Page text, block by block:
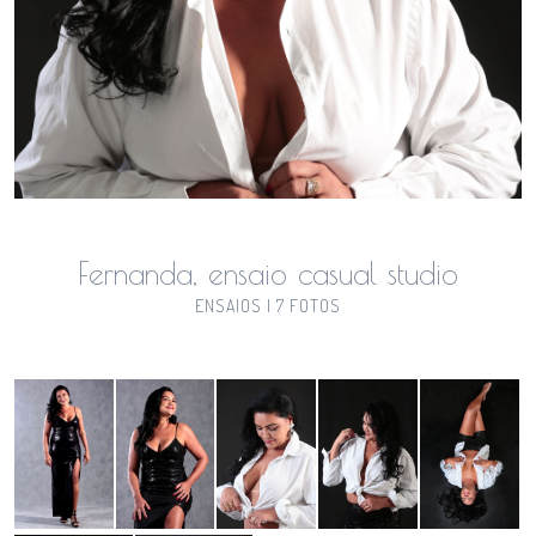
Fernanda, ensaio casual studio
ENSAIOS | 7 FOTOS
Guardar Guardar Guardar Guardar